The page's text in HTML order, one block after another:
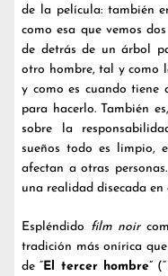
de la película: también
como esa que vemos
de detrás de un árbol
otro hombre, tal y como
y como es cuando tiene
para hacerlo. También
sobre la
sueños todo es limpio,
afectan a otras
una realidad disecada
Espléndido film noir
tradición más onírica que
de “El tercer hombre” (“